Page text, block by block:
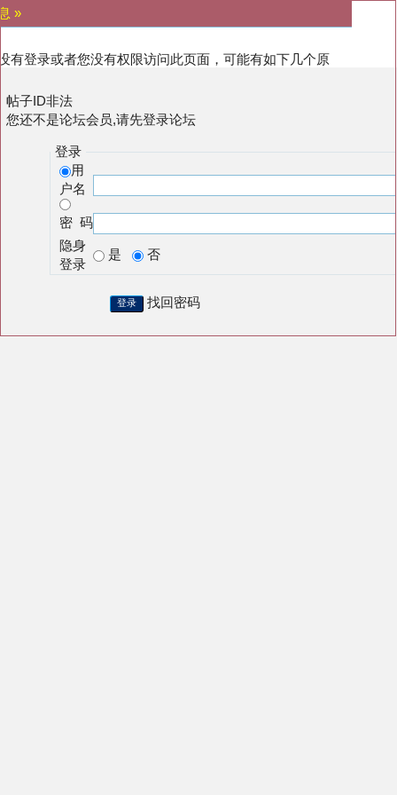
»
有登录或者您没有权限访问此页面，可能有如下几个原
帖子ID非法
您还不是论坛会员,请先登录论坛
登录
用
户名
密 码
隐身
登录
是 否
找回密码